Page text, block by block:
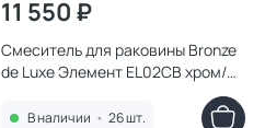
11 550 ₽
Смеситель для раковины Bronze
de Luxe Элемент EL02CB хром/
В наличии • 26 шт.